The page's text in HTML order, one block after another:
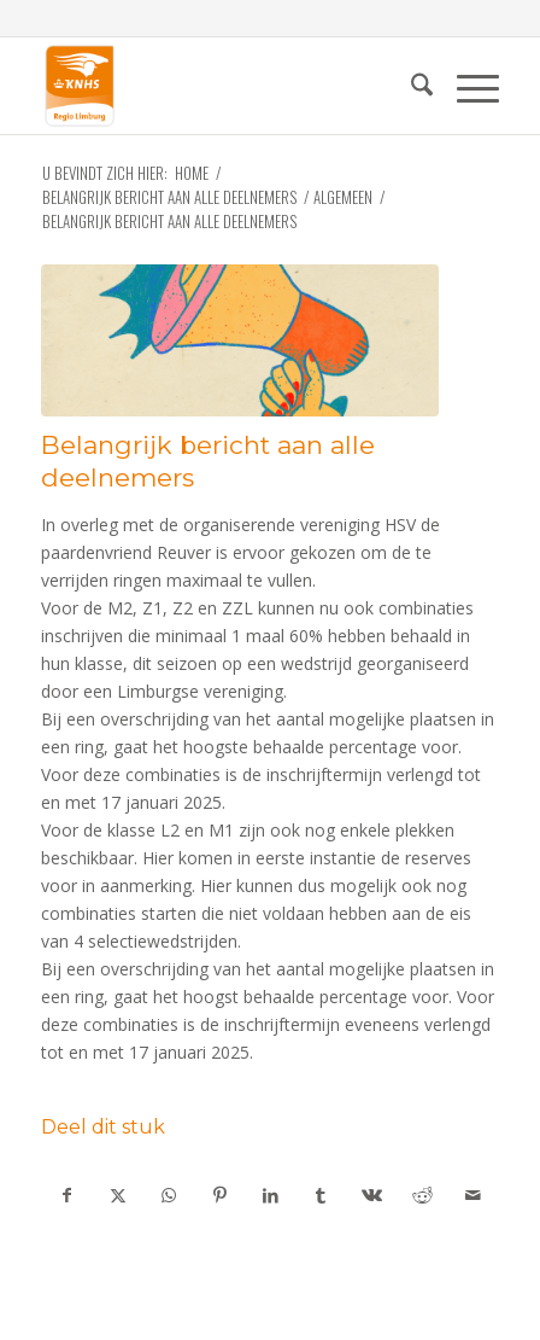
U BEVINDT ZICH HIER: HOME /
BELANGRIJK BERICHT AAN ALLE DEELNEMERS / ALGEMEEN /
BELANGRIJK BERICHT AAN ALLE DEELNEMERS
Belangrijk bericht aan alle
deelnemers
In overleg met de organiserende vereniging HSV de
paardenvriend Reuver is ervoor gekozen om de te
verrijden ringen maximaal te vullen.
Voor de M2, Z1, Z2 en ZZL kunnen nu ook combinaties
inschrijven die minimaal 1 maal 60% hebben behaald in
hun klasse, dit seizoen op een wedstrijd georganiseerd
door een Limburgse vereniging.
Bij een overschrijding van het aantal mogelijke plaatsen in
een ring, gaat het hoogste behaalde percentage voor.
Voor deze combinaties is de inschrijftermijn verlengd tot
en met 17 januari 2025.
Voor de klasse L2 en M1 zijn ook nog enkele plekken
beschikbaar. Hier komen in eerste instantie de reserves
voor in aanmerking. Hier kunnen dus mogelijk ook nog
combinaties starten die niet voldaan hebben aan de eis
van 4 selectiewedstrijden.
Bij een overschrijding van het aantal mogelijke plaatsen in
een ring, gaat het hoogst behaalde percentage voor. Voor
deze combinaties is de inschrijftermijn eveneens verlengd
tot en met 17 januari 2025.
Deel dit stuk